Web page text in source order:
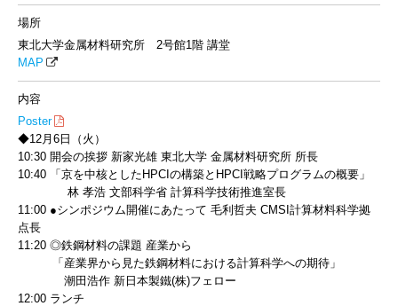
場所
東北大学金属材料研究所 2号館1階 講堂
MAP
内容
Poster
◆12月6日（火）
10:30 開会の挨拶 新家光雄 東北大学 金属材料研究所 所長
10:40 「京を中核としたHPCIの構築とHPCI戦略プログラムの概要」
林 孝浩 文部科学省 計算科学技術推進室長
11:00 ●シンポジウム開催にあたって 毛利哲夫 CMSI計算材料科学拠
点長
11:20 ◎鉄鋼材料の課題 産業から
「産業界から見た鉄鋼材料における計算科学への期待」
潮田浩作 新日本製鐵(株)フェロー
12:00 ランチ